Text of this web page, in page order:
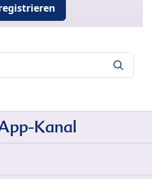
Kanal